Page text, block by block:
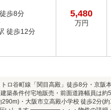
歩8分
徒歩12分
5,480
万円
ロ谷町線「関目高殿」徒歩8分・京
築条件付宅地販売・前面道路幅員は
・大阪市立高殿小学校 徒歩2分(